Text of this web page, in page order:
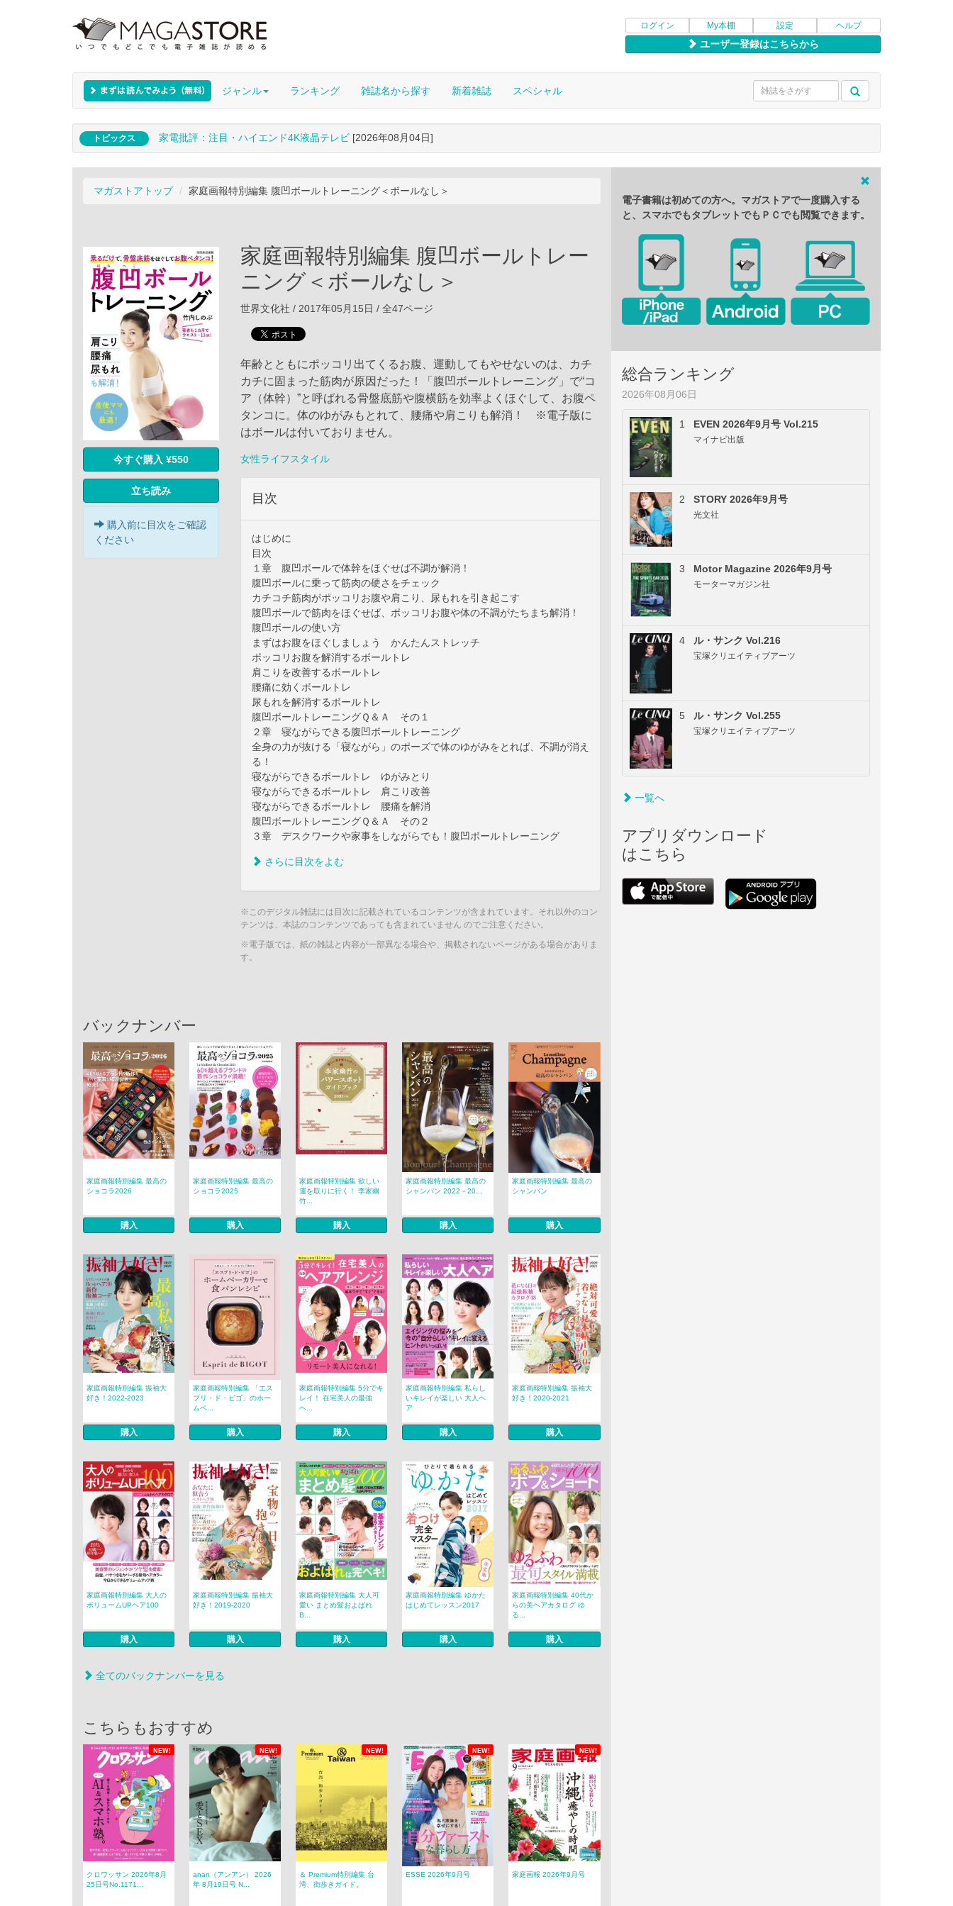
ログイン My本棚 設定 ヘルプ
ユーザー登録はこちらから
ジャンル ランキング 雑誌名から探す 新着雑誌 スペシャル
トピックス 家電批評：注目・ハイエンド4K液晶テレビ [2026年08月04日]
マガストアトップ 家庭画報特別編集 腹凹ボールトレーニング＜ボールなし＞
今すぐ購入 ¥550
立ち読み
購入前に目次をご確認
ください
家庭画報特別編集 腹凹ボールトレー
ニング＜ボールなし＞
世界文化社 / 2017年05月15日 / 全47ページ
年齢とともにポッコリ出てくるお腹、運動してもやせないのは、カチ
カチに固まった筋肉が原因だった！「腹凹ボールトレーニング」で“コ
ア（体幹）”と呼ばれる骨盤底筋や腹横筋を効率よくほぐして、お腹ペ
タンコに。体のゆがみもとれて、腰痛や肩こりも解消！ ※電子版に
はボールは付いておりません。
女性ライフスタイル
目次
はじめに
目次
１章 腹凹ボールで体幹をほぐせば不調が解消！
腹凹ボールに乗って筋肉の硬さをチェック
カチコチ筋肉がポッコリお腹や肩こり、尿もれを引き起こす
腹凹ボールで筋肉をほぐせば、ポッコリお腹や体の不調がたちまち解消！
腹凹ボールの使い方
まずはお腹をほぐしましょう かんたんストレッチ
ポッコリお腹を解消するボールトレ
肩こりを改善するボールトレ
腰痛に効くボールトレ
尿もれを解消するボールトレ
腹凹ボールトレーニングＱ＆Ａ その１
２章 寝ながらできる腹凹ボールトレーニング
全身の力が抜ける「寝ながら」のポーズで体のゆがみをとれば、不調が消え
る！
寝ながらできるボールトレ ゆがみとり
寝ながらできるボールトレ 肩こり改善
寝ながらできるボールトレ 腰痛を解消
腹凹ボールトレーニングＱ＆Ａ その２
３章 デスクワークや家事をしながらでも！腹凹ボールトレーニング
さらに目次をよむ
※このデジタル雑誌には目次に記載されているコンテンツが含まれています。それ以外のコン
テンツは、本誌のコンテンツであっても含まれていません のでご注意ください。
※電子版では、紙の雑誌と内容が一部異なる場合や、掲載されないページがある場合がありま
す。
バックナンバー
家庭画報特別編集 最高の
ショコラ2026
購入
家庭画報特別編集 最高の
ショコラ2025
購入
家庭画報特別編集 欲しい
運を取りに行く！ 李家幽
竹...
購入
家庭画報特別編集 最高の
シャンパン 2022－20...
購入
家庭画報特別編集 最高の
シャンパン
購入
家庭画報特別編集 振袖大
好き！2022-2023
購入
家庭画報特別編集 「エス
プリ・ド・ビゴ」のホー
ムベ...
購入
家庭画報特別編集 5分でキ
レイ！ 在宅美人の最強
ヘ...
購入
家庭画報特別編集 私らし
いキレイが楽しい 大人ヘ
ア
購入
家庭画報特別編集 振袖大
好き！2020-2021
購入
家庭画報特別編集 大人の
ボリュームUPヘア100
購入
家庭画報特別編集 振袖大
好き！2019-2020
購入
家庭画報特別編集 大人可
愛い まとめ髪およばれ
B...
購入
家庭画報特別編集 ゆかた
はじめてレッスン2017
購入
家庭画報特別編集 40代か
らの美ヘアカタログ ゆ
る...
購入
全てのバックナンバーを見る
こちらもおすすめ
NEW! NEW! NEW! NEW! NEW!
クロワッサン 2026年8月
25日号No.1171...
anan（アンアン） 2026
年 8月19日号 N...
＆ Premium特別編集 台
湾、街歩きガイド。
ESSE 2026年9月号 家庭画報 2026年9月号
電子書籍は初めての方へ。マガストアで一度購入する
と、スマホでもタブレットでもＰＣでも閲覧できます。
総合ランキング
2026年08月06日
1 EVEN 2026年9月号 Vol.215
マイナビ出版
2 STORY 2026年9月号
光文社
3 Motor Magazine 2026年9月号
モーターマガジン社
4 ル・サンク Vol.216
宝塚クリエイティブアーツ
5 ル・サンク Vol.255
宝塚クリエイティブアーツ
一覧へ
アプリダウンロード
はこちら